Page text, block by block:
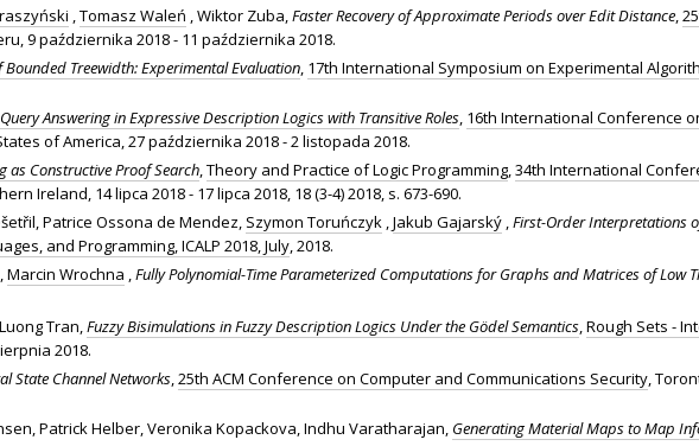
Tomasz Waleń , Wiktor Zuba, Faster Recovery of Approximate Periods over Edit Distance
9 października 2018 - 11 października 2018.
Treewidth: Experimental Evaluation 17th International Symposium on Experimental
Answering in Expressive Description Logics with Transitive Roles 16th International Conference
of America, 27 października 2018 - 2 listopada 2018.
as Constructive Proof Search Theory and Practice of Logic Programming 34th International
Ireland, 14 lipca 2018 - 17 lipca 2018, 18 (3-4) 2018, s. 673-690.
Patrice Ossona de Mendez, Szymon Toruńczyk Jakub Gajarský First-Order Interpretations
and Programming, ICALP 2018, July , 2018.
Marcin Wrochna Fully Polynomial-Time Parameterized Computations for Graphs and Matrices of Low
Tran, Fuzzy Bisimulations in Fuzzy Description Logics Under the Gödel Semantics Rough Sets -
2018.
State Channel Networks 25th ACM Conference on Computer and Communications Security ,
Patrick Helber, Veronika Kopackova, Indhu Varatharajan, Generating Material Maps to Map